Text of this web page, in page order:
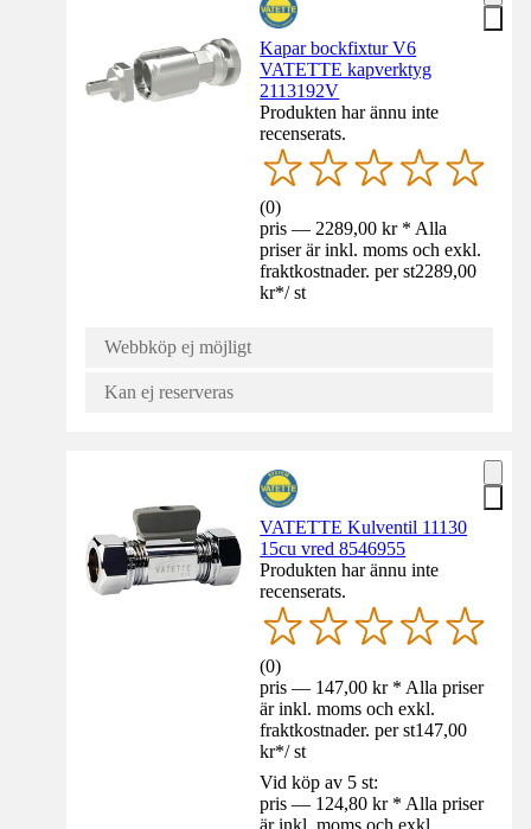
Kapar bockfixtur V6
VATETTE kapverktyg
2113192V
Produkten har ännu inte
recenserats.
(0)
pris — 2289,00 kr * Alla
priser är inkl. moms och exkl.
fraktkostnader. per st2289,00
kr*/ st
Webbköp ej möjligt
Kan ej reserveras
VATETTE Kulventil 11130
15cu vred 8546955
Produkten har ännu inte
recenserats.
(0)
pris — 147,00 kr * Alla priser
är inkl. moms och exkl.
fraktkostnader. per st147,00
kr*/ st
Vid köp av 5 st:
pris — 124,80 kr * Alla priser